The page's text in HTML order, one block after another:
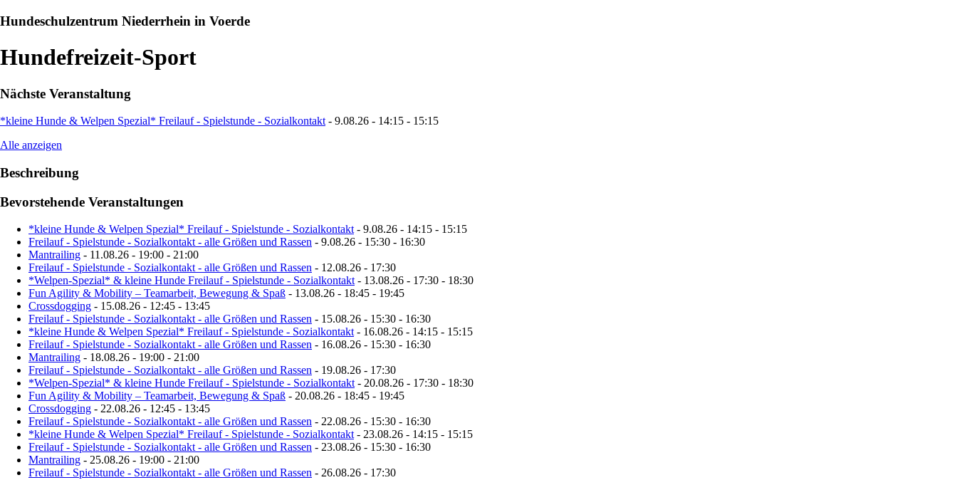
Hundeschulzentrum Niederrhein in Voerde
Hundefreizeit-Sport
Nächste Veranstaltung
*kleine Hunde & Welpen Spezial* Freilauf - Spielstunde - Sozialkontakt - 9.08.26 - 14:15 - 15:15
Alle anzeigen
Beschreibung
Bevorstehende Veranstaltungen
*kleine Hunde & Welpen Spezial* Freilauf - Spielstunde - Sozialkontakt- 9.08.26 - 14:15 - 15:15
Freilauf - Spielstunde - Sozialkontakt - alle Größen und Rassen - 9.08.26 - 15:30 - 16:30
Mantrailing - 11.08.26 - 19:00 - 21:00
Freilauf - Spielstunde - Sozialkontakt - alle Größen und Rassen - 12.08.26 - 17:30
*Welpen-Spezial* & kleine Hunde Freilauf - Spielstunde - Sozialkontakt- 13.08.26 - 17:30 - 18:30
Fun Agility & Mobility – Teamarbeit, Bewegung & Spaß - 13.08.26 - 18:45 - 19:45
Crossdogging - 15.08.26 - 12:45 - 13:45
Freilauf - Spielstunde - Sozialkontakt - alle Größen und Rassen - 15.08.26 - 15:30 - 16:30
*kleine Hunde & Welpen Spezial* Freilauf - Spielstunde - Sozialkontakt- 16.08.26 - 14:15 - 15:15
Freilauf - Spielstunde - Sozialkontakt - alle Größen und Rassen - 16.08.26 - 15:30 - 16:30
Mantrailing - 18.08.26 - 19:00 - 21:00
Freilauf - Spielstunde - Sozialkontakt - alle Größen und Rassen - 19.08.26 - 17:30
*Welpen-Spezial* & kleine Hunde Freilauf - Spielstunde - Sozialkontakt- 20.08.26 - 17:30 - 18:30
Fun Agility & Mobility – Teamarbeit, Bewegung & Spaß - 20.08.26 - 18:45 - 19:45
Crossdogging - 22.08.26 - 12:45 - 13:45
Freilauf - Spielstunde - Sozialkontakt - alle Größen und Rassen - 22.08.26 - 15:30 - 16:30
*kleine Hunde & Welpen Spezial* Freilauf - Spielstunde - Sozialkontakt- 23.08.26 - 14:15 - 15:15
Freilauf - Spielstunde - Sozialkontakt - alle Größen und Rassen - 23.08.26 - 15:30 - 16:30
Mantrailing - 25.08.26 - 19:00 - 21:00
Freilauf - Spielstunde - Sozialkontakt - alle Größen und Rassen - 26.08.26 - 17:30